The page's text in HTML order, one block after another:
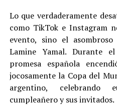
Lo que verdaderamente
como TikTok e Instagram
evento, sino el
Lamine Yamal. Durante
promesa española
jocosamente la Copa del
argentino, celebrando
cumpleañero y sus invitados.